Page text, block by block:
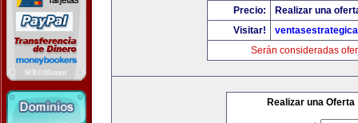
Precio:
Realizar una
Visitar!
Serán consideradas
Realizar una Oferta